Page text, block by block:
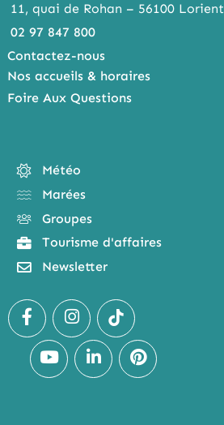
11, quai de Rohan – 56100 Lorient
02 97 847 800
Contactez-nous
Nos accueils & horaires
Foire Aux Questions
Météo
Marées
Groupes
Tourisme d'affaires
Newsletter